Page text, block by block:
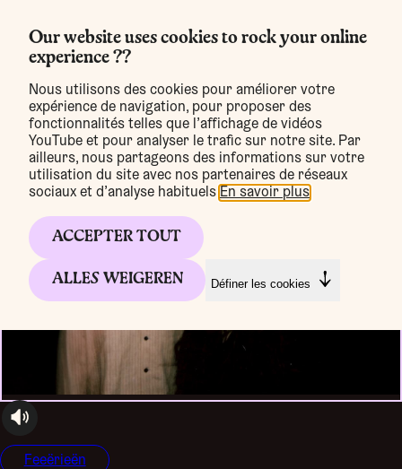
Our website uses cookies to rock your online
experience ??
Nous utilisons des cookies pour améliorer votre
expérience de navigation, pour proposer des
fonctionnalités telles que l’affichage de vidéos
YouTube et pour analyser le trafic sur notre site. Par
ailleurs, nous partageons des informations sur votre
utilisation du site avec nos partenaires de réseaux
sociaux et d’analyse habituels. En savoir plus
ACCEPTER TOUT
ALLES WEIGEREN Définer les cookies
Feeërieën